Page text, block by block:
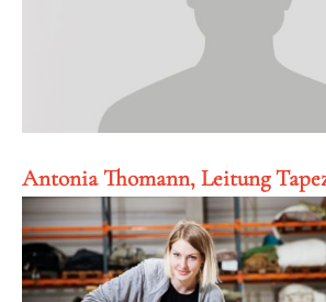
Antonia Thomann, Leitung